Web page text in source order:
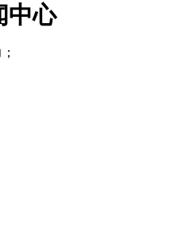
中心